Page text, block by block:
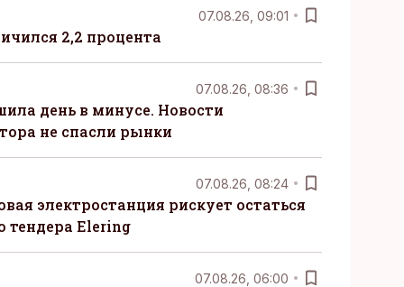
07.08.26, 09:01
2,2 процента
07.08.26, 08:36
день в минусе. Новости
не спасли рынки
07.08.26, 08:24
электростанция рискует остаться
тендера Elering
07.08.26, 06:00